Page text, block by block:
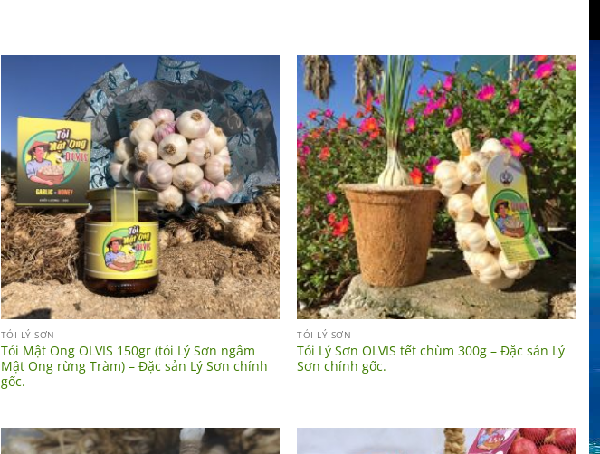
TỎI LÝ SƠN
Tỏi Mật Ong OLVIS 150gr (tỏi Lý Sơn ngâm
Mật Ong rừng Tràm) – Đặc sản Lý Sơn chính
gốc.
TỎI LÝ SƠN
Tỏi Lý Sơn OLVIS tết chùm 300g – Đặc sản Lý
Sơn chính gốc.